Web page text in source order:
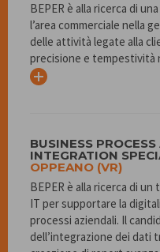
BEPER è alla ricerca di
l’area commerciale nella
delle attività legate alla
precisione e tempestività
BUSINESS
INTEGRATION
OPPEANO (VR)
BEPER è alla ricerca di
IT per supportare la
processi aziendali. Il
dell’integrazione dei dati